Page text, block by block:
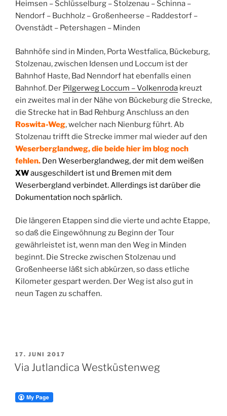
Heimsen – Schlüsselburg – Stolzenau – Schinna –
Nendorf – Buchholz – Großenheerse – Raddestorf –
Ovenstädt – Petershagen – Minden
Bahnhöfe sind in Minden, Porta Westfalica, Bückeburg,
Stolzenau, zwischen Idensen und Loccum ist der
Bahnhof Haste, Bad Nenndorf hat ebenfalls einen
Bahnhof. Der Pilgerweg Loccum – Volkenroda kreuzt
ein zweites mal in der Nähe von Bückeburg die Strecke,
die Strecke hat in Bad Rehburg Anschluss an den
Roswita-Weg, welcher nach Nienburg führt. Ab
Stolzenau trifft die Strecke immer mal wieder auf den
Weserberglandweg, die beide hier im blog noch
fehlen. Den Weserberglandweg, der mit dem weißen
XWausgeschildert ist und Bremen mit dem
Weserbergland verbindet. Allerdings ist darüber die
Dokumentation noch spärlich.
Die längeren Etappen sind die vierte und achte Etappe,
so daß die Eingewöhnung zu Beginn der Tour
gewährleistet ist, wenn man den Weg in Minden
beginnt. Die Strecke zwischen Stolzenau und
Großenheerse läßt sich abkürzen, so dass etliche
Kilometer gespart werden. Der Weg ist also gut in
neun Tagen zu schaffen.
VERÖFFENTLICHT
AM
17. JUNI 2017
Via Jutlandica Westküstenweg